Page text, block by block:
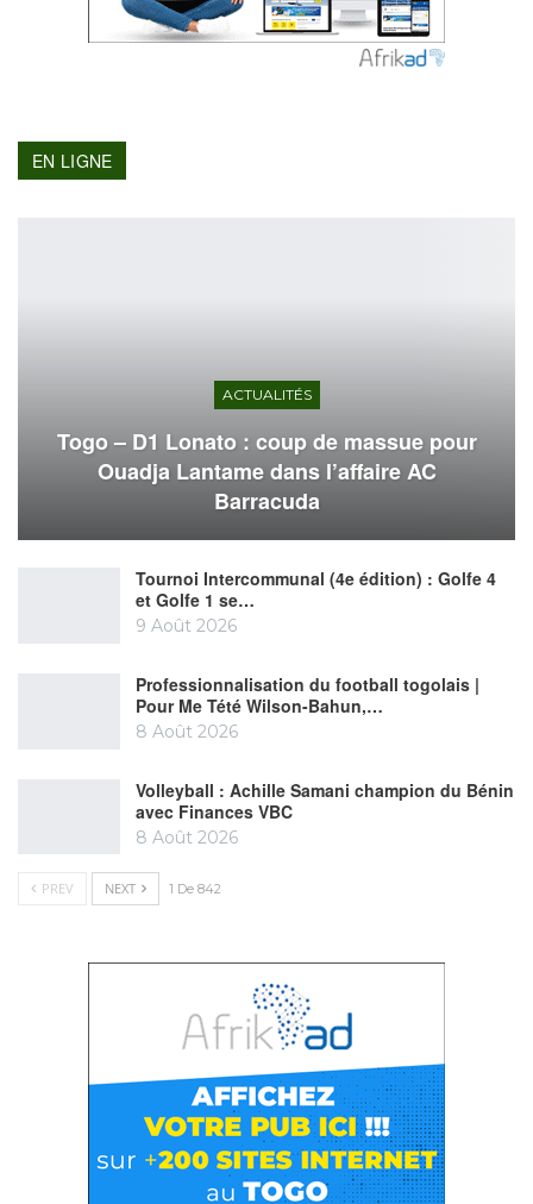
EN LIGNE
ACTUALITÉS
Togo – D1 Lonato : coup de massue pour
Ouadja Lantame dans l’affaire AC
Barracuda
Tournoi Intercommunal (4e édition) : Golfe 4
et Golfe 1 se…
9 Août 2026
Professionnalisation du football togolais |
Pour Me Tété Wilson-Bahun,…
8 Août 2026
Volleyball : Achille Samani champion du Bénin
avec Finances VBC
8 Août 2026
PREV NEXT 1 De 842